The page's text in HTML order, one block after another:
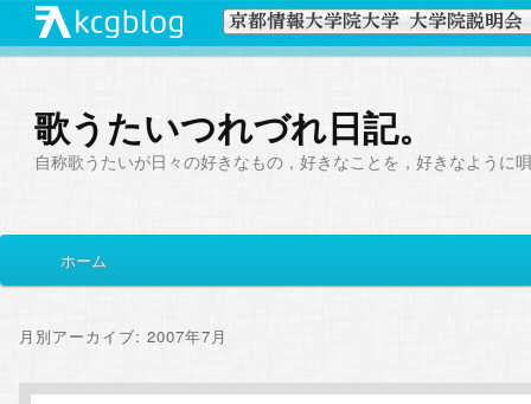
歌うたいつれづれ日記。
自称歌うたいが日々の好きなもの，好きなことを，好きなように
イ
メ
ン
サ
コ
ホーム
月別アーカイブ:2007年7月